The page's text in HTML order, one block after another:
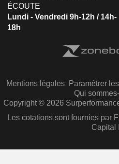
ÉCOUTE
Lundi - Vendredi 9h-12h / 14h-
18h
Mentions légales Paramétrer
Qui
Copyright © 2026
Les cotations sont fournies par
Capital